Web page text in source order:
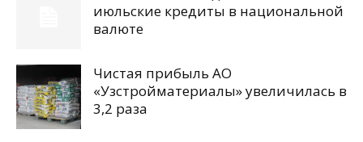
июльские кредиты в национальной
валюте
Чистая прибыль АО
«Узстройматериалы» увеличилась в
3,2 раза